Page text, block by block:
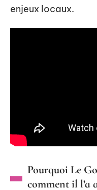
enjeux locaux.
Pourquoi Le
comment il l’a